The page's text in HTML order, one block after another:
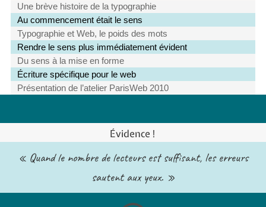
Une brève histoire de la typographie
Au commencement était le sens
Typographie et Web, le poids des mots
Rendre le sens plus immédiatement évident
Du sens à la mise en forme
Écriture spécifique pour le web
Présentation de l’atelier ParisWeb 2010
Évidence !
« Quand le nombre de lecteurs est suffisant, les erreurs
sautent aux yeux. »